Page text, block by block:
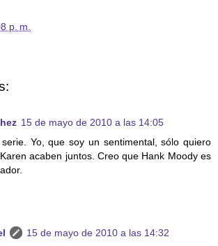
p. m.
15 de mayo de 2010 a las 14:05
Yo, que soy un sentimental, sólo quiero
acaben juntos. Creo que Hank Moody es
15 de mayo de 2010 a las 14:32